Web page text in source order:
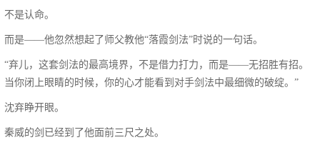
不是认命。
而是——他忽然想起了师父教他“落霞剑法”时说的一句话。
“弃儿，这套剑法的最高境界，不是借力打力，而是——无招胜有招。
当你闭上眼睛的时候，你的心才能看到对手剑法中最细微的破绽。”
沈弃睁开眼。
秦威的剑已经到了他面前三尺之处。